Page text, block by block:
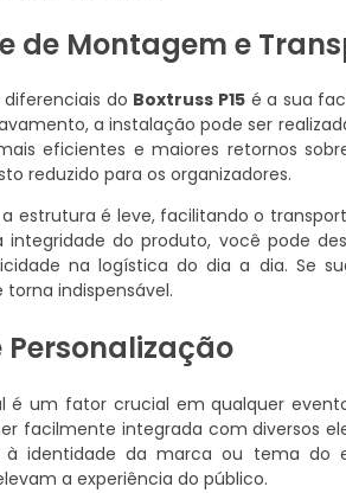
de Montagem e
do Boxtruss P15é a sua
a instalação pode ser
eficientes e maiores retornos
reduzido para os organizadores.
estrutura é leve, facilitando o
do produto, você pode
na logística do dia a dia. Se
indispensável.
Personalização
é um fator crucial em qualquer
facilmente integrada com diversos
à identidade da marca ou tema do
a experiência do público.